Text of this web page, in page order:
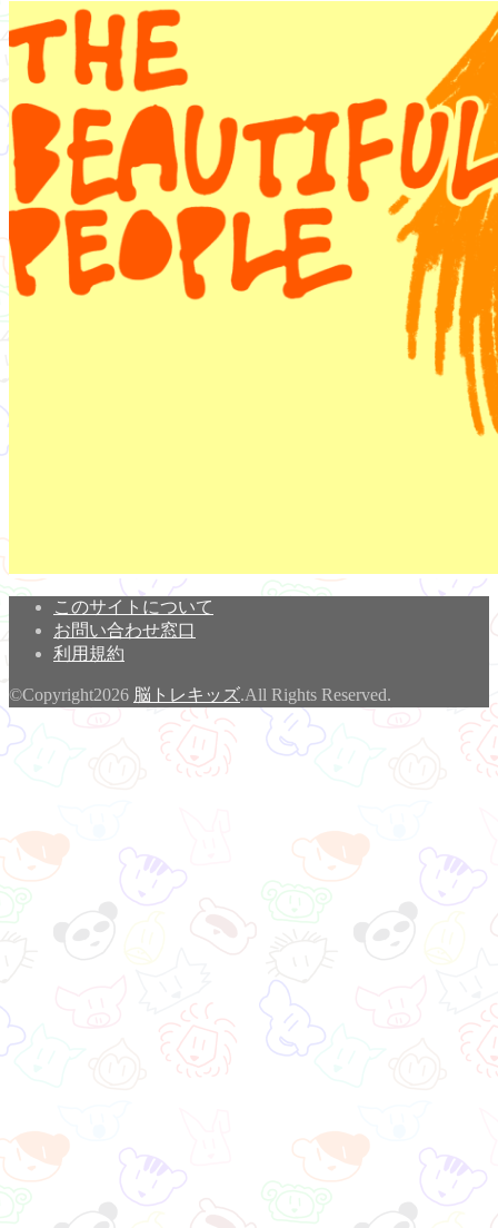
このサイトについて
お問い合わせ窓口
利用規約
©Copyright2026 脳トレキッズ.All Rights Reserved.